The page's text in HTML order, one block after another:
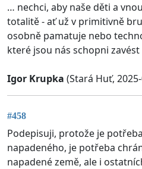
… nechci, aby naše děti a
totalitě - ať už v primitivně
osobně pamatuje nebo
které jsou nás schopni
Igor Krupka (Stará Huť,
#458
Podepisuji, protože je
napadeného, je potřeba
napadené země, ale i